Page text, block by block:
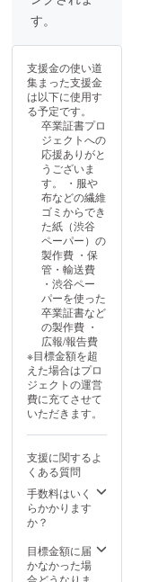
す。
支援金の使い道
集まった支援金
は以下に使用す
る予定です。
卒業証書プロ
ジェクトへの
応援ありがと
うございま
す。 ・服や
布などの繊維
ゴミからでき
た紙（渋谷
ペーパー）の
製作費 ・保
管・輸送費
・渋谷ペー
パーを使った
卒業証書など
の製作費 ・
広報/報告費
※目標金額を超
えた場合はプロ
ジェクトの運営
費に充てさせて
いただきます。
支援に関するよ
くある質問
手数料はいく
らかかります
か？
目標金額に届
かなかった場